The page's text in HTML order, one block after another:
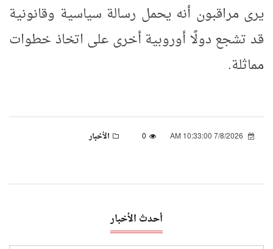
يرى مراقبون أنه يحمل رسالة سياسية وقانونية
قد تشجع دولًا أوروبية أخرى على اتخاذ خطوات
مماثلة.
0 الأخبار
أحدث الأخبار